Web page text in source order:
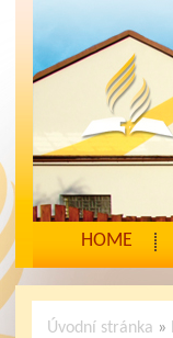
HOME
Úvodní stránka »